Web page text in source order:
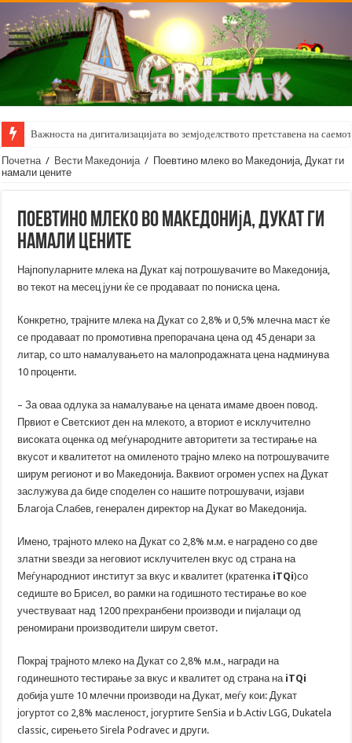
Важноста на дигитализацијата во земјоделството претставена на
Почетна / Вести Македонија / Поевтино млеко во Македонија, Дукат ги
намали цените
Поевтино млеко во Македонија, Дукат ги
намали цените
Најпопуларните млека на Дукат кај потрошувачите во Македонија,
во текот на месец јуни ќе се продаваат по пониска цена.
Конкретно, трајните млека на Дукат со 2,8% и 0,5% млечна маст ќе
се продаваат по промотивна препорачана цена од 45 денари за
литар, со што намалувањето на малопродажната цена надминува
10 проценти.
– За оваа одлука за намалување на цената имаме двоен повод.
Првиот е Светскиот ден на млекото, а вториот е исклучително
високата оценка од меѓународните авторитети за тестирање на
вкусот и квалитетот на омиленото трајно млеко на потрошувачите
ширум регионот и во Македонија. Ваквиот огромен успех на Дукат
заслужува да биде споделен со нашите потрошувачи, изјави
Благоја Слабев, генералeн директор на Дукат во Македонија.
Имено, трајното млеко на Дукат со 2,8% м.м. е наградено со две
златни ѕвезди за неговиот исклучителен вкус од страна на
Меѓународниот институт за вкус и квалитет (кратенка iTQi)со
седиште во Брисел, во рамки на годишното тестирање во кое
учествуваат над 1200 прехранбени производи и пијалаци од
реномирани производители ширум светот.
Покрај трајното млеко на Дукат со 2,8% м.м., награди на
годинешното тестирање за вкус и квалитет од страна на iTQi
добија уште 10 млечни производи на Дукат, меѓу кои: Дукат
јогуртот со 2,8% масленост, јогуртите SenSia и b.Activ LGG, Dukatela
classic, сирењето Sirela Podravec и други.